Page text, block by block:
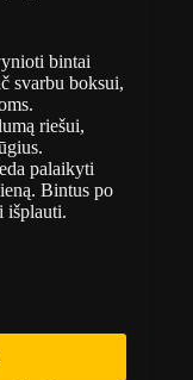
bintai
svarbu boksui,
riešui,
palaikyti
Bintus po
išplauti.